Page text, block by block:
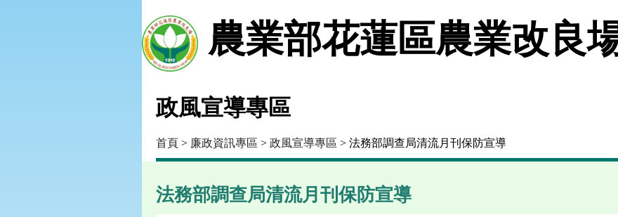
農業部花蓮區農業改良
政風宣導專區
首頁 > 廉政資訊專區 > 政風宣導專區 > 法務部調查局清流月刊保防宣導
法務部調查局清流月刊保防宣導